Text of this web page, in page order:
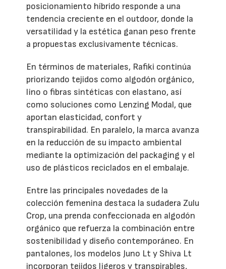
posicionamiento híbrido responde a una
tendencia creciente en el outdoor, donde la
versatilidad y la estética ganan peso frente
a propuestas exclusivamente técnicas.
En términos de materiales, Rafiki continúa
priorizando tejidos como algodón orgánico,
lino o fibras sintéticas con elastano, así
como soluciones como Lenzing Modal, que
aportan elasticidad, confort y
transpirabilidad. En paralelo, la marca avanza
en la reducción de su impacto ambiental
mediante la optimización del packaging y el
uso de plásticos reciclados en el embalaje.
Entre las principales novedades de la
colección femenina destaca la sudadera Zulu
Crop, una prenda confeccionada en algodón
orgánico que refuerza la combinación entre
sostenibilidad y diseño contemporáneo. En
pantalones, los modelos Juno Lt y Shiva Lt
incorporan tejidos ligeros y transpirables,